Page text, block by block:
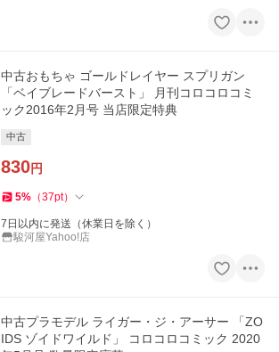
中古おもちゃ ゴールドレイヤー スプリガン
「ベイブレードバースト」 月刊コロコロコミ
ック2016年2月号 当店限定特典
中古
830円
5% （37pt）
7日以内に発送（休業日を除く）
駿河屋Yahoo!店
中古プラモデル ライガー・ジ・アーサー 「ZO
IDS ゾイドワイルド」 コロコロコミック 2020